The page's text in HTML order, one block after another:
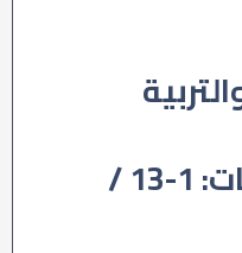
سورة الرحمن، الآيات: 1-13 /